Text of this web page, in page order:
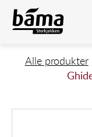
Ghidetti
Hovedinnhold
Hovedmeny
Hovedmeny
Alle produkter